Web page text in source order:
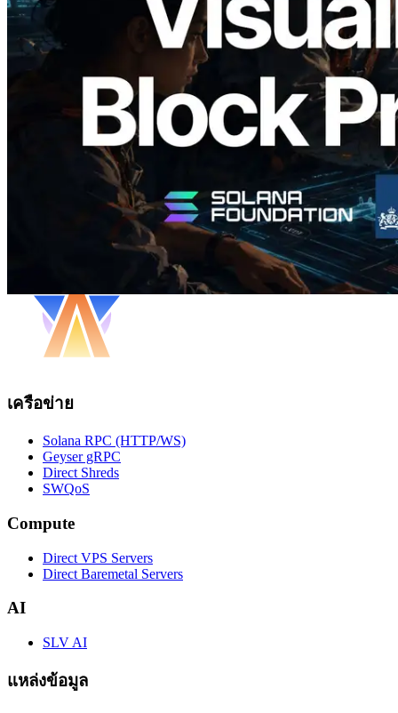
Analyzer — แสดงเวลาการผลิตบล็อก
ระดับ slot และบาลิเดเตอร์ที่รับผิดชอบ
เครือข่าย
Solana RPC (HTTP/WS)
Geyser gRPC
Direct Shreds
SWQoS
Compute
Direct VPS Servers
Direct Baremetal Servers
AI
SLV AI
แหล่งข้อมูล